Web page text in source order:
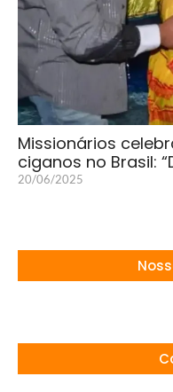
Missionários
ciganos no Brasil:
20/06/2025